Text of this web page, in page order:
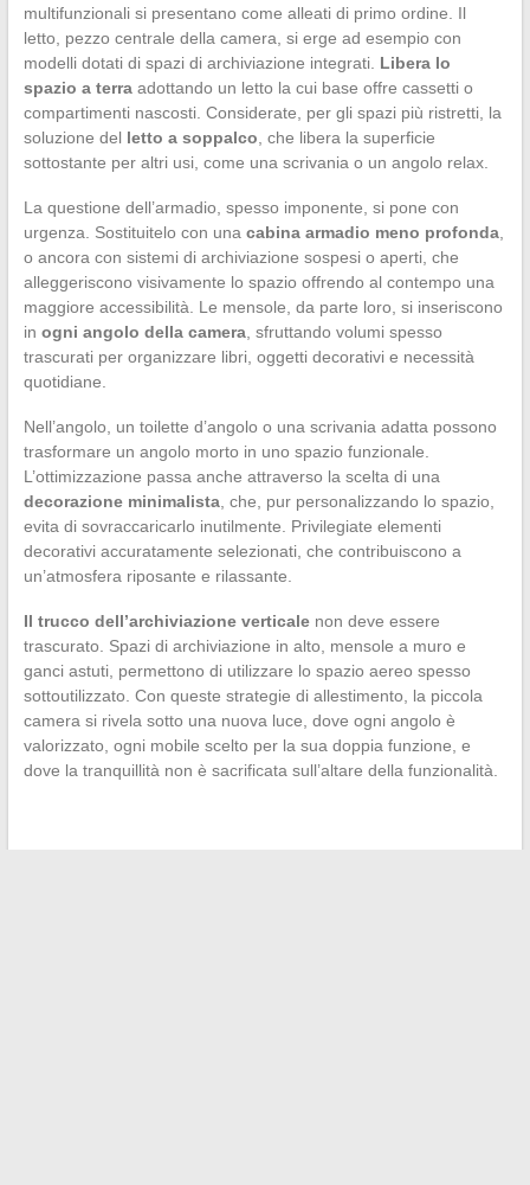
multifunzionali si presentano come alleati di primo ordine. Il
letto, pezzo centrale della camera, si erge ad esempio con
modelli dotati di spazi di archiviazione integrati. Libera lo
spazio a terraadottando un letto la cui base offre cassetti o
compartimenti nascosti. Considerate, per gli spazi più ristretti, la
soluzione del letto a soppalco , che libera la superficie
sottostante per altri usi, come una scrivania o un angolo relax.
La questione dell’armadio, spesso imponente, si pone con
urgenza. Sostituitelo con una cabina armadio meno profonda,
o ancora con sistemi di archiviazione sospesi o aperti, che
alleggeriscono visivamente lo spazio offrendo al contempo una
maggiore accessibilità. Le mensole, da parte loro, si inseriscono
in ogni angolo della camera, sfruttando volumi spesso
trascurati per organizzare libri, oggetti decorativi e necessità
quotidiane.
Nell’angolo, un toilette d’angolo o una scrivania adatta possono
trasformare un angolo morto in uno spazio funzionale.
L’ottimizzazione passa anche attraverso la scelta di una
decorazione minimalista, che, pur personalizzando lo spazio,
evita di sovraccaricarlo inutilmente. Privilegiate elementi
decorativi accuratamente selezionati, che contribuiscono a
un’atmosfera riposante e rilassante.
Il trucco dell’archiviazione verticalenon deve essere
trascurato. Spazi di archiviazione in alto, mensole a muro e
ganci astuti, permettono di utilizzare lo spazio aereo spesso
sottoutilizzato. Con queste strategie di allestimento, la piccola
camera si rivela sotto una nuova luce, dove ogni angolo è
valorizzato, ogni mobile scelto per la sua doppia funzione, e
dove la tranquillità non è sacrificata sull’altare della funzionalità.